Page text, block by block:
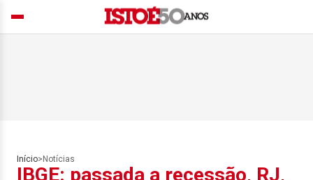
Início> Notícias
IBGE: passada a recessão, RJ,